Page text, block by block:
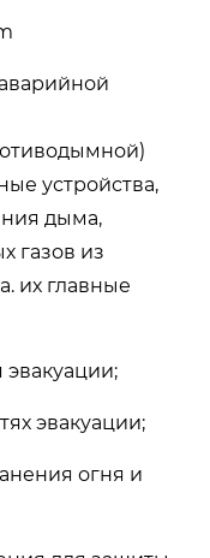
устройства,
дыма,
газов из
их главные
эвакуации;
огня и